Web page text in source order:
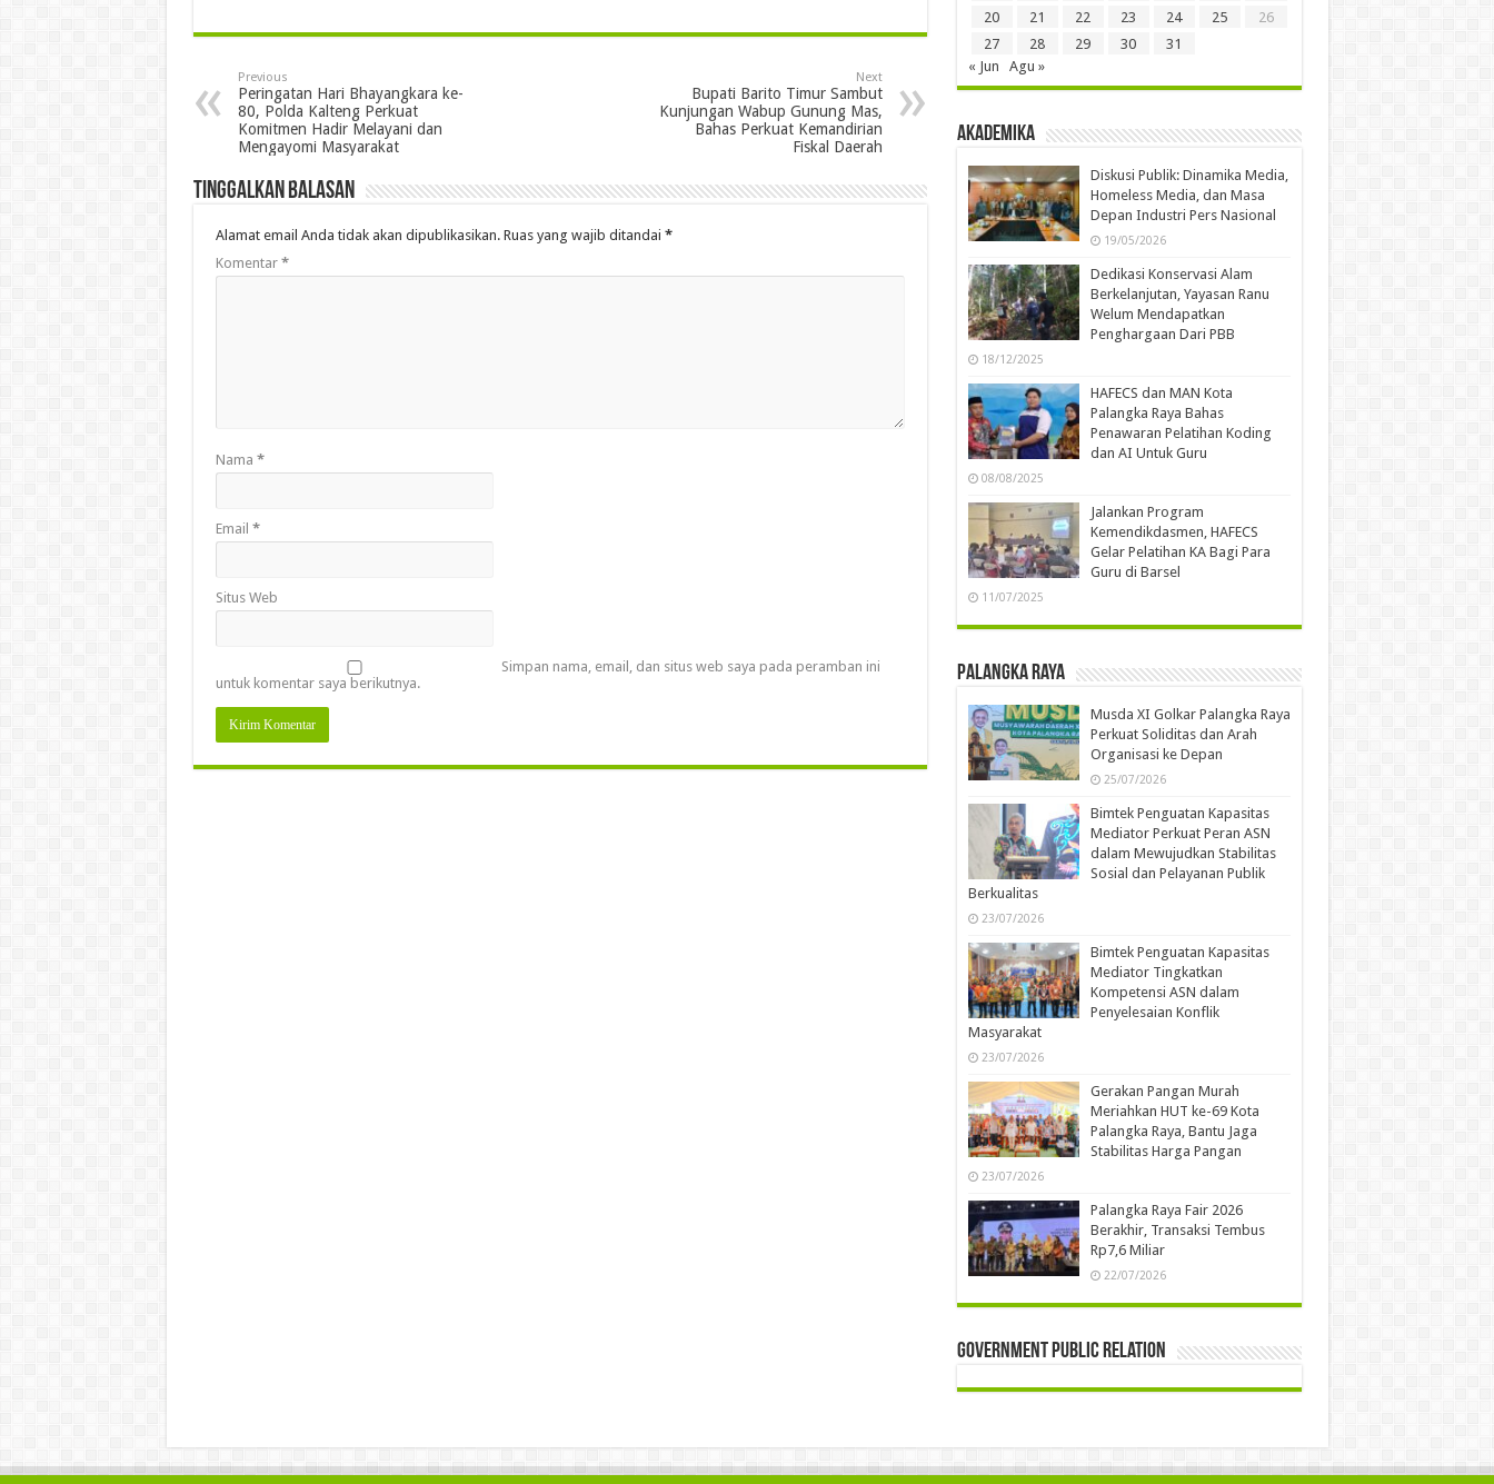
Previous
Peringatan Hari Bhayangkara ke-
80, Polda Kalteng Perkuat
Komitmen Hadir Melayani dan
Mengayomi Masyarakat
Next
Bupati Barito Timur Sambut
Kunjungan Wabup Gunung Mas,
Bahas Perkuat Kemandirian
Fiskal Daerah
Tinggalkan Balasan
Alamat email Anda tidak akan dipublikasikan. Ruas yang wajib ditandai *
Komentar *
Nama *
Email *
Situs Web
Simpan nama, email, dan situs web saya pada peramban ini
untuk komentar saya berikutnya.
20
21 22 23 24 25
26
27
28 29 30
31
« Jun
Agu »
Akademika
Diskusi Publik: Dinamika Media,
Homeless Media, dan Masa
Depan Industri Pers Nasional
19/05/2026
Dedikasi Konservasi Alam
Berkelanjutan, Yayasan Ranu
Welum Mendapatkan
Penghargaan Dari PBB
18/12/2025
HAFECS dan MAN Kota
Palangka Raya Bahas
Penawaran Pelatihan Koding
dan AI Untuk Guru
08/08/2025
Jalankan Program
Kemendikdasmen, HAFECS
Gelar Pelatihan KA Bagi Para
Guru di Barsel
11/07/2025
Palangka Raya
Musda XI Golkar Palangka Raya
Perkuat Soliditas dan Arah
Organisasi ke Depan
25/07/2026
Bimtek Penguatan Kapasitas
Mediator Perkuat Peran ASN
dalam Mewujudkan Stabilitas
Sosial dan Pelayanan Publik
Berkualitas
23/07/2026
Bimtek Penguatan Kapasitas
Mediator Tingkatkan
Kompetensi ASN dalam
Penyelesaian Konflik
Masyarakat
23/07/2026
Gerakan Pangan Murah
Meriahkan HUT ke-69 Kota
Palangka Raya, Bantu Jaga
Stabilitas Harga Pangan
23/07/2026
Palangka Raya Fair 2026
Berakhir, Transaksi Tembus
Rp7,6 Miliar
22/07/2026
Government Public Relation